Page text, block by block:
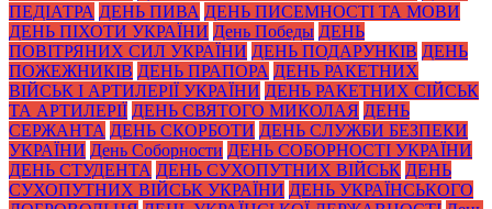
ПЕДІАТРА ДЕНЬ ПИВА ДЕНЬ ПИСЕМНОСТІ ТА МОВИ
ДЕНЬ ПІХОТИ УКРАЇНИ День Победы ДЕНЬ
ПОВІТРЯНИХ СИЛ УКРАЇНИ ДЕНЬ ПОДАРУНКІВ ДЕНЬ
ПОЖЕЖНИКІВ ДЕНЬ ПРАПОРА ДЕНЬ РАКЕТНИХ
ВІЙСЬК І АРТИЛЕРІЇ УКРАЇНИ ДЕНЬ РАКЕТНИХ СІЙСЬК
ТА АРТИЛЕРІЇ ДЕНЬ СВЯТОГО МИКОЛАЯ ДЕНЬ
СЕРЖАНТА ДЕНЬ СКОРБОТИ ДЕНЬ СЛУЖБИ БЕЗПЕКИ
УКРАЇНИ День Соборности ДЕНЬ СОБОРНОСТІ УКРАЇНИ
ДЕНЬ СТУДЕНТА ДЕНЬ СУХОПУТНИХ ВІЙСЬК ДЕНЬ
СУХОПУТНИХ ВІЙСЬК УКРАЇНИ ДЕНЬ УКРАЇНСЬКОГО